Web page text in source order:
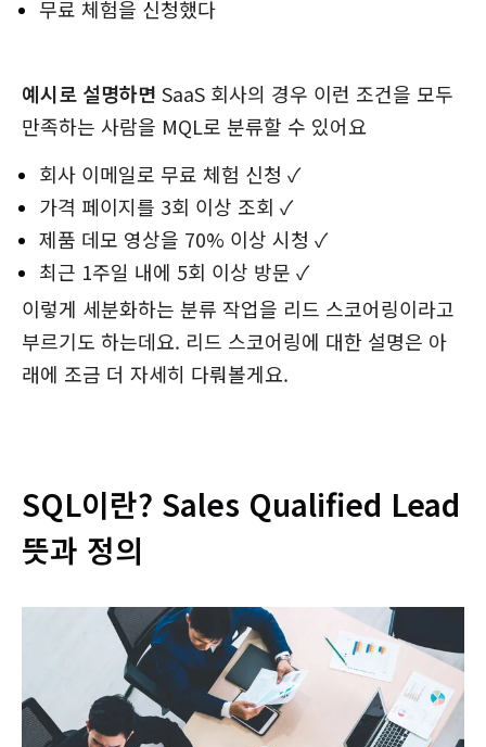
무료 체험을 신청했다
예시로 설명하면 SaaS 회사의 경우 이런 조건을 모두
만족하는 사람을 MQL로 분류할 수 있어요
회사 이메일로 무료 체험 신청 ✓
가격 페이지를 3회 이상 조회 ✓
제품 데모 영상을 70% 이상 시청 ✓
최근 1주일 내에 5회 이상 방문 ✓
이렇게 세분화하는 분류 작업을 리드 스코어링이라고
부르기도 하는데요. 리드 스코어링에 대한 설명은 아
래에 조금 더 자세히 다뤄볼게요.
SQL이란? Sales Qualified Lead
뜻과 정의